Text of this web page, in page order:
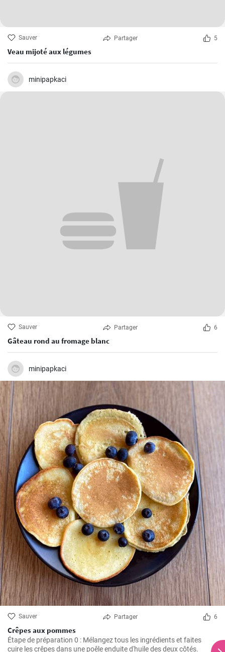
Sauver Partager 5
Veau mijoté aux légumes
minipapkaci
Sauver Partager 6
Gâteau rond au fromage blanc
minipapkaci
Sauver Partager 6
Crêpes aux pommes
Étape de préparation 0 : Mélangez tous les ingrédients et faites
cuire les crêpes dans une poêle enduite d'huile des deux côtés.